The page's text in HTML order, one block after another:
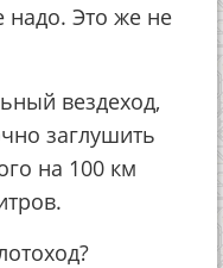
надо. Это же не
вездеход,
заглушить
на 100 км